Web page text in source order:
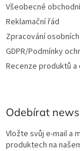
Všeobecné
Reklamační řád
Zpracování
GDPR/Podmínky
Recenze produktů a
Odebírat
Vložte svůj e-mail a
produktech na